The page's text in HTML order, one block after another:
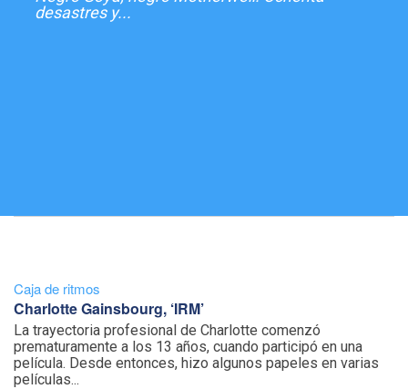
desastres y...
Caja de ritmos
Charlotte Gainsbourg, ‘IRM’
La trayectoria profesional de Charlotte comenzó
prematuramente a los 13 años, cuando participó en una
película. Desde entonces, hizo algunos papeles en varias
películas...